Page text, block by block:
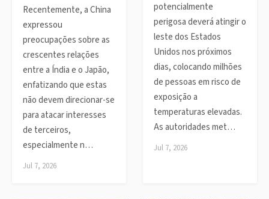
Recentemente, a China
expressou
preocupações sobre as
crescentes relações
entre a Índia e o Japão,
enfatizando que estas
não devem direcionar-se
para atacar interesses
de terceiros,
especialmente n…
Jul 7, 2026
potencialmente
perigosa deverá atingir o
leste dos Estados
Unidos nos próximos
dias, colocando milhões
de pessoas em risco de
exposição a
temperaturas elevadas.
As autoridades met…
Jul 7, 2026